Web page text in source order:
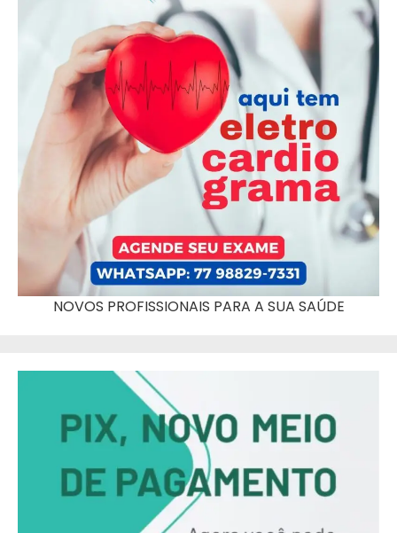
NOVOS PROFISSIONAIS PARA A SUA SAÚDE